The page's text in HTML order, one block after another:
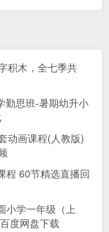
积木，全七季共
勤思班-暑期幼升小
动画课程(人教版)
程 60节精选直播回
小学一年级（上
度网盘下载